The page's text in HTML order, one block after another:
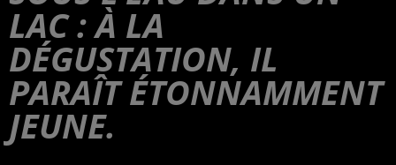
LAC : À LA
DÉGUSTATION, IL
PARAÎT ÉTONNAMMENT
JEUNE.